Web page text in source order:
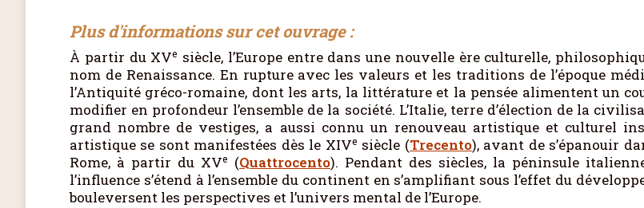
Plus d'informations sur cet ouvrage :
À partir du XVe siècle, l’Europe entre dans une nouvelle ère culturelle,
nom de Renaissance. En rupture avec les valeurs et les traditions de l’époque
l’Antiquité gréco-romaine, dont les arts, la littérature et la pensée alimentent un
modifier en profondeur l’ensemble de la société. L’Italie, terre d’élection de la
grand nombre de vestiges, a aussi connu un renouveau artistique et culturel
artistique se sont manifestées dès le XIVe siècle (Trecento), avant de s’épanouir
Rome, à partir du XVe (Quattrocento). Pendant des siècles, la péninsule
l’influence s’étend à l’ensemble du continent en s’amplifiant sous l’effet du
bouleversent les perspectives et l’univers mental de l’Europe.